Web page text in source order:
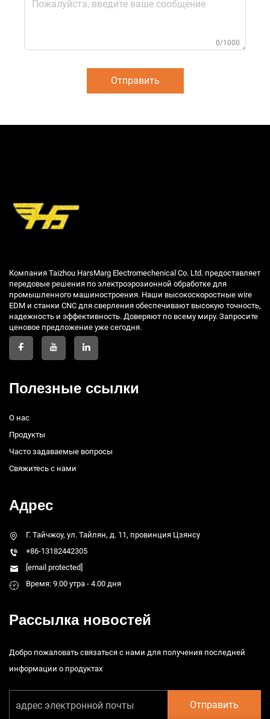
0/1000
Отправить
Компания Taizhou HarsMarg Electromechenical Co. Ltd. предоставляет
передовые решения по электроэрозионной обработке для
промышленного машиностроения. Наши высокоскоростные wire
EDM и станки CNC для сверления обеспечивают высокую точность,
надежность и эффективность. Доверяют по всему миру. Запросите
ценовое предложение уже сегодня.
Полезные ссылки
О нас
Продукты
Часто задаваемые вопросы
Свяжитесь с нами
Адрес
Г. Тайчжоу, ул. Тайлян, д. 11, провинция Цзянсу
+86-13182442305
[email protected]
Время: 9.00 утра - 4.00 дня
Рассылка новостей
Добро пожаловать связаться с нами для получения последней
информации о продуктах
Отправить